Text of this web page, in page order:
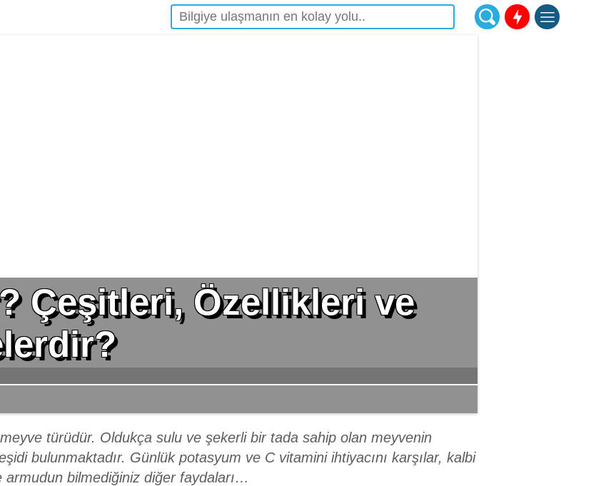
Çeşitleri, Özellikleri ve
türüdür. Oldukça sulu ve şekerli bir tada sahip olan meyvenin
bulunmaktadır. Günlük potasyum ve C vitamini ihtiyacını karşılar, kalbi
armudun bilmediğiniz diğer faydaları…